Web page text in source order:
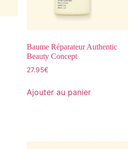
Baume Réparateur Authentic
Beauty Concept
27.95€
Ajouter au panier